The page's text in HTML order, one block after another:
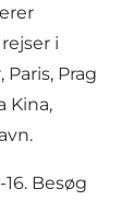
i
Paris, Prag
Kina,
Besøg